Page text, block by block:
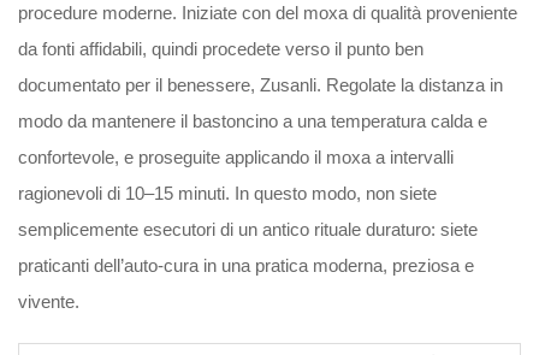
procedure moderne. Iniziate con del moxa di qualità proveniente
da fonti affidabili, quindi procedete verso il punto ben
documentato per il benessere, Zusanli. Regolate la distanza in
modo da mantenere il bastoncino a una temperatura calda e
confortevole, e proseguite applicando il moxa a intervalli
ragionevoli di 10–15 minuti. In questo modo, non siete
semplicemente esecutori di un antico rituale duraturo: siete
praticanti dell’auto-cura in una pratica moderna, preziosa e
vivente.